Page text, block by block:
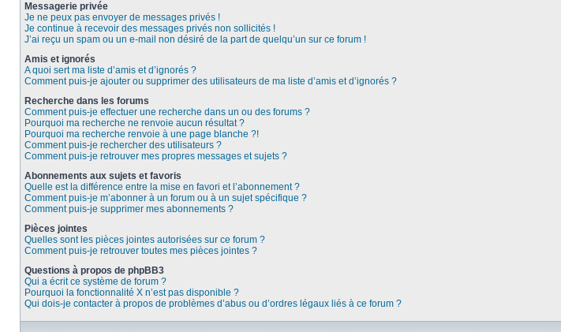
Messagerie privée
Je ne peux pas envoyer de messages privés !
Je continue à recevoir des messages privés non sollicités !
J’ai reçu un spam ou un e-mail non désiré de la part de quelqu’un sur ce forum !
Amis et ignorés
A quoi sert ma liste d’amis et d’ignorés ?
Comment puis-je ajouter ou supprimer des utilisateurs de ma liste d’amis et d’ignorés ?
Recherche dans les forums
Comment puis-je effectuer une recherche dans un ou des forums ?
Pourquoi ma recherche ne renvoie aucun résultat ?
Pourquoi ma recherche renvoie à une page blanche ?!
Comment puis-je rechercher des utilisateurs ?
Comment puis-je retrouver mes propres messages et sujets ?
Abonnements aux sujets et favoris
Quelle est la différence entre la mise en favori et l’abonnement ?
Comment puis-je m’abonner à un forum ou à un sujet spécifique ?
Comment puis-je supprimer mes abonnements ?
Pièces jointes
Quelles sont les pièces jointes autorisées sur ce forum ?
Comment puis-je retrouver toutes mes pièces jointes ?
Questions à propos de phpBB3
Qui a écrit ce système de forum ?
Pourquoi la fonctionnalité X n’est pas disponible ?
Qui dois-je contacter à propos de problèmes d’abus ou d’ordres légaux liés à ce forum ?